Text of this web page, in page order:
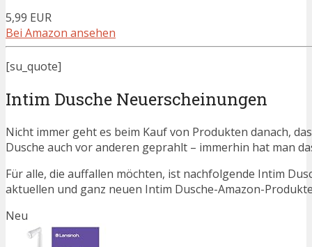
5,99 EUR
Bei Amazon ansehen
[su_quote]
Intim Dusche Neuerscheinungen
Nicht immer geht es beim Kauf von Produkten danach,
Dusche auch vor anderen geprahlt – immerhin hat man
Für alle, die auffallen möchten, ist nachfolgende Intim
aktuellen und ganz neuen Intim Dusche-Amazon-
Neu